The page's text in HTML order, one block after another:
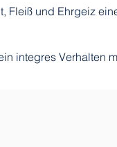
Fleiß und Ehrgeiz
integres Verhalten